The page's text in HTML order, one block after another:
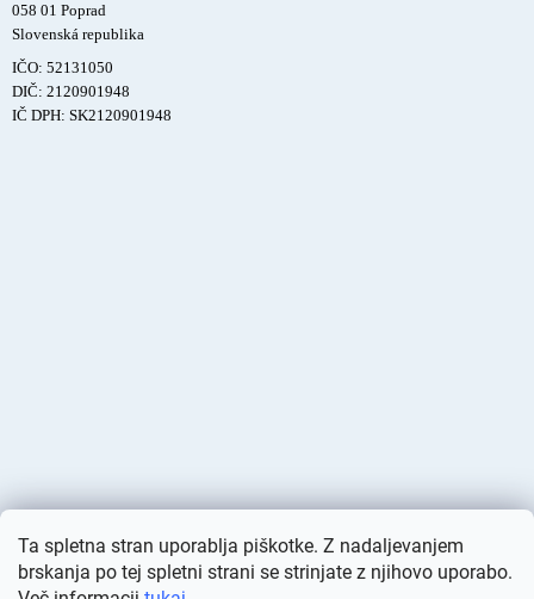
Ta spletna stran uporablja piškotke. Z nadaljevanjem
brskanja po tej spletni strani se strinjate z njihovo uporabo.
058 01 Poprad
Slovenská republika
IČO: 52131050
DIČ: 2120901948
IČ DPH: SK2120901948